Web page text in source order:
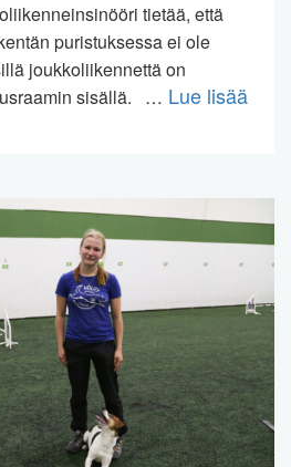
tietää, että
puristuksessa ei ole
joukkoliikennettä on
sisällä. … Lue lisää